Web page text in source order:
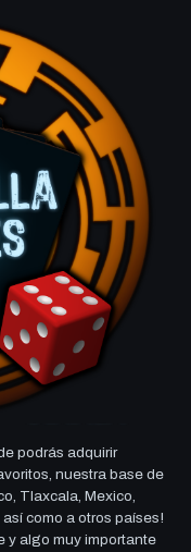
podrás adquirir
nuestra base de
Tlaxcala, Mexico,
como a otros países!
y algo muy importante